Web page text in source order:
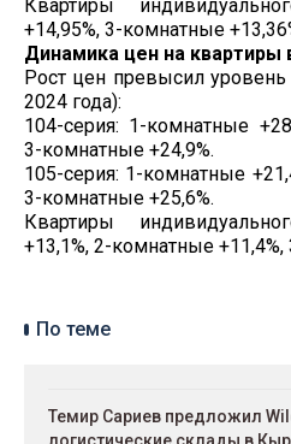
Квартиры
+14,95%, 3-комнатные
Динамика цен на квартиры
Рост цен превысил
2024 года):
104-серия: 1-комнатные
3-комнатные +24,9%.
105-серия: 1-комнатные
3-комнатные +25,6%.
Квартиры
+13,1%, 2-комнатные
По теме
Темир Сариев предложил
логистические склады в